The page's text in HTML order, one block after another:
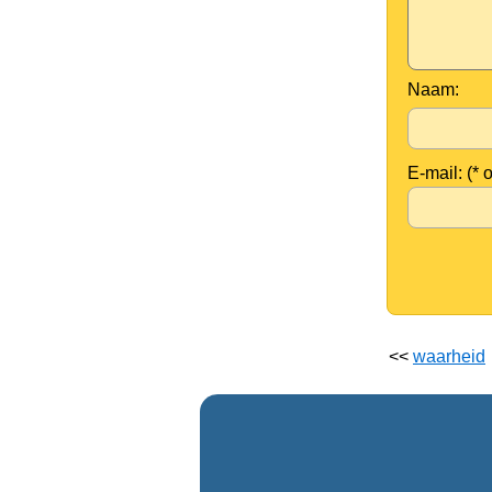
Naam:
E-mail: (*
<< waarheid